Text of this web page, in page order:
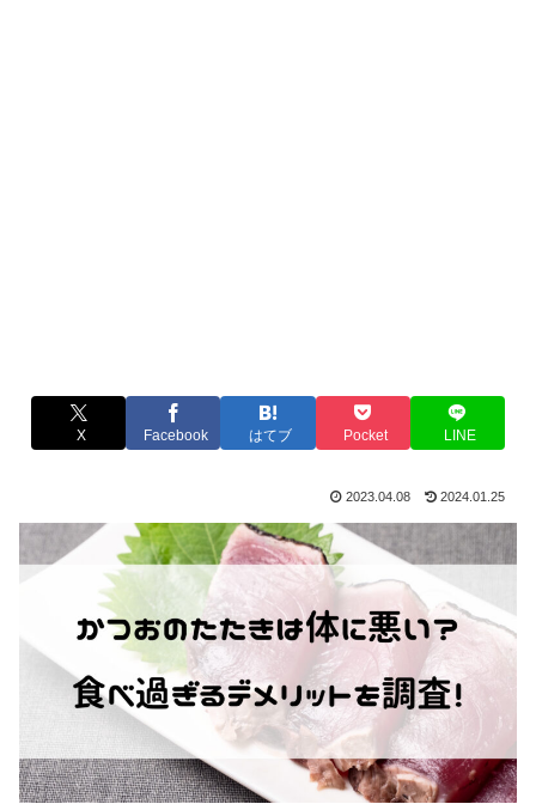
X Facebook はてブ Pocket LINE
2023.04.08 2024.01.25